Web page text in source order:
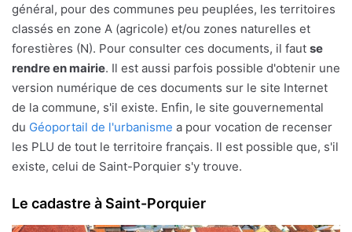
général, pour des communes peu peuplées, les territoires
classés en zone A (agricole) et/ou zones naturelles et
forestières (N). Pour consulter ces documents, il faut se
rendre en mairie. Il est aussi parfois possible d'obtenir une
version numérique de ces documents sur le site Internet
de la commune, s'il existe. Enfin, le site gouvernemental
du Géoportail de l'urbanisme a pour vocation de recenser
les PLU de tout le territoire français. Il est possible que, s'il
existe, celui de Saint-Porquier s'y trouve.
Le cadastre à Saint-Porquier